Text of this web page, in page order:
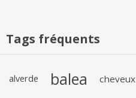
Tags fréquents
alverde balea cheveux